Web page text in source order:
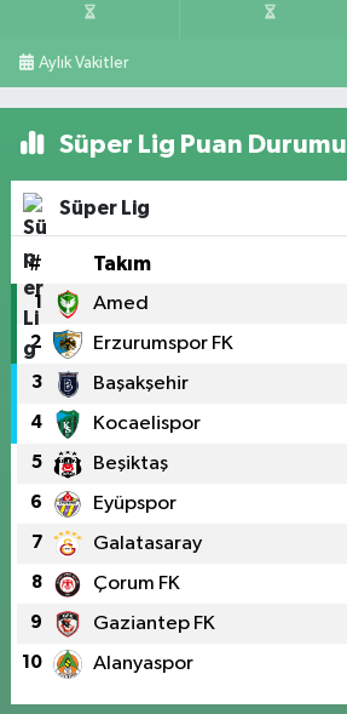
Aylık Vakitler
Süper Lig Puan Durumu
Süper Lig
# Takım
1 Amed
2 Erzurumspor FK
3 Başakşehir
4 Kocaelispor
5 Beşiktaş
6 Eyüpspor
7 Galatasaray
8 Çorum FK
9 Gaziantep FK
10 Alanyaspor